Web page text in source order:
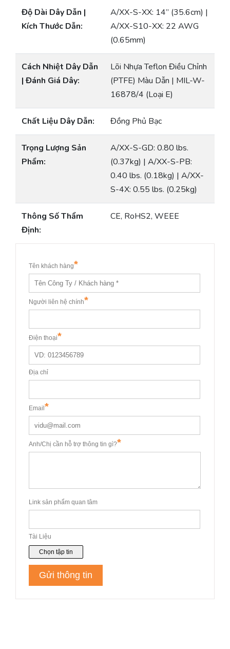
Độ Dài Dây Dẫn |
Kích Thước Dẫn:
A/XX-S-XX: 14” (35.6cm) |
A/XX-S10-XX: 22 AWG
(0.65mm)
Cách Nhiệt Dây Dẫn
| Đánh Giá Dây:
Lõi Nhựa Teflon Điều Chỉnh
(PTFE) Màu Dẫn | MIL-W-
16878/4 (Loại E)
Chất Liệu Dây Dẫn: Đồng Phủ Bạc
Trọng Lượng Sản
Phẩm:
A/XX-S-GD: 0.80 lbs.
(0.37kg) | A/XX-S-PB:
0.40 lbs. (0.18kg) | A/XX-
S-4X: 0.55 lbs. (0.25kg)
Thông Số Thẩm
Định:
CE, RoHS2, WEEE